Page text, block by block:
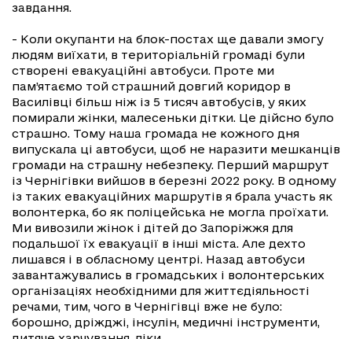
завдання.
- Коли окупанти на блок-постах ще давали змогу
людям виїхати, в територіальній громаді були
створені евакуаційні автобуси. Проте ми
пам’ятаємо той страшний довгий коридор в
Василівці більш ніж із 5 тисяч автобусів, у яких
помирали жінки, малесеньки дітки. Це дійсно було
страшно. Тому наша громада не кожного дня
випускала ці автобуси, щоб не наразити мешканців
громади на страшну небезпеку. Перший маршрут
із Чернігівки вийшов в березні 2022 року. В одному
із таких евакуаційних маршрутів я брала участь як
волонтерка, бо як поліцейська не могла проїхати.
Ми вивозили жінок і дітей до Запоріжжя для
подальшої їх евакуації в інші міста. Але дехто
лишався і в обласному центрі. Назад автобуси
завантажувались в громадських і волонтерських
організаціях необхідними для життєдіяльності
речами, тим, чого в Чернігівці вже не було:
борошно, дріжджі, інсулін, медичні інструменти,